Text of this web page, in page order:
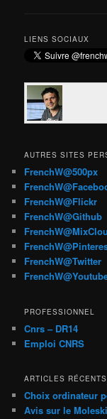
LIENS SOCIAUX
AUTRES SITES
FrenchW@500px
FrenchW@Flickr
FrenchW@Github
FrenchW@Twitter
PROFESSIONNEL
Cnrs – DR14
Emploi CNRS
ARTICLES RÉCENTS
Choix ordinateur
Avis sur le